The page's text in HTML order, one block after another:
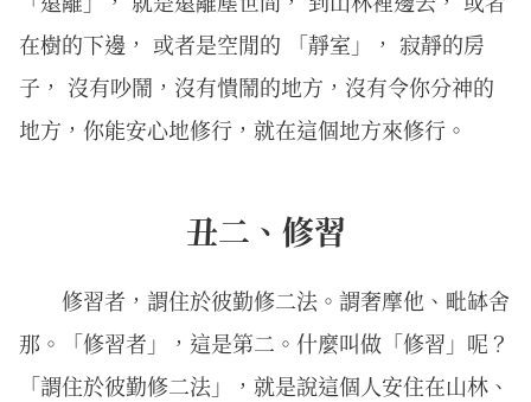
在樹的下邊， 或者是空閒的 「靜室」， 寂靜的房
子， 沒有吵鬧，沒有憒鬧的地方，沒有令你分神的
地方，你能安心地修行，就在這個地方來修行。
丑二、修習
修習者，謂住於彼勤修二法。謂奢摩他、毗缽舍
那。「修習者」，這是第二。什麼叫做「修習」呢？
「謂住於彼勤修二法」，就是說這個人安住在山林、